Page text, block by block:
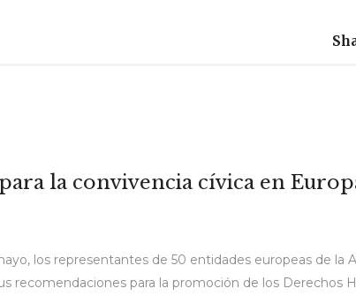
la convivencia cívica en
los representantes de 50 entidades europeas de la
recomendaciones para la promoción de los Derechos